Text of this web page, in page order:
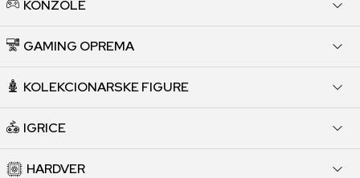
KONZOLE
GAMING OPREMA
KOLEKCIONARSKE FIGURE
IGRICE
HARDVER